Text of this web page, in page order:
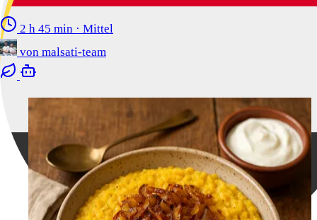
2 h 45 min · Mittel
von malsati-team